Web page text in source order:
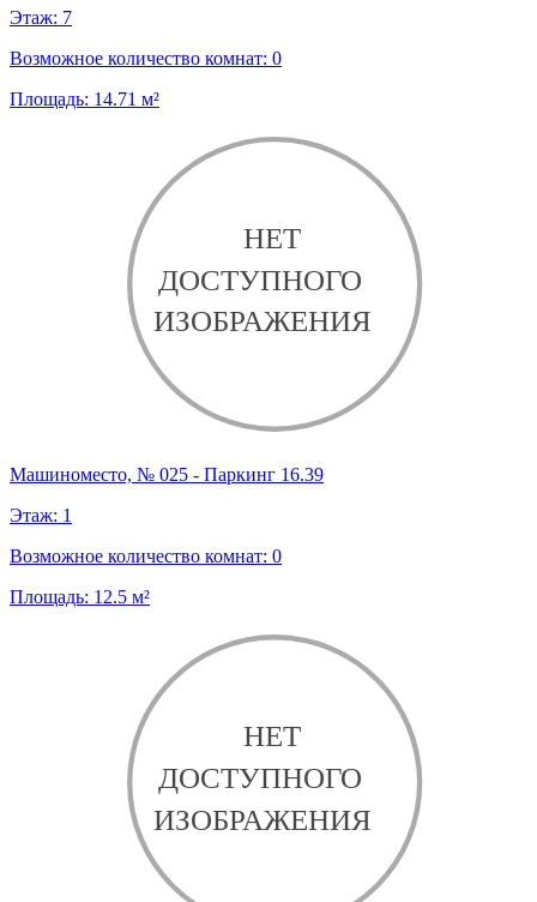
Этаж: 7
Возможное количество комнат: 0
Площадь: 14.71 м²
Машиноместо, № 025 - Паркинг 16.39
Этаж: 1
Возможное количество комнат: 0
Площадь: 12.5 м²